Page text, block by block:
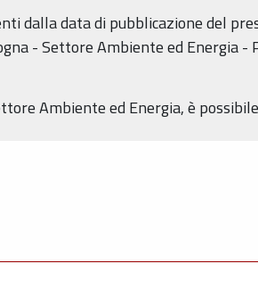
dalla data di pubblicazione del
- Settore Ambiente ed Energia -
Ambiente ed Energia, è